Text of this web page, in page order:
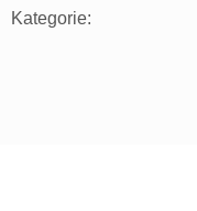
Kategorie: